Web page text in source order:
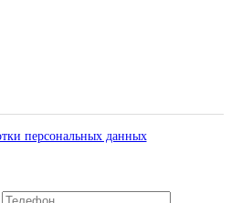
персональных данных